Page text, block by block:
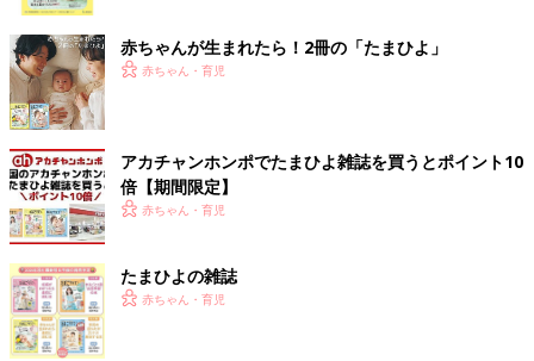
コホーム」の商品として販売されていました。
どんな背景で商品化されたのか、商品の反響は実のところ、どう
なのか。「デコホーム」の担当者に直撃してみました。
商品担当は子育て中のママ！
鍋と丼が一体となったこの黒いシンプルな丼。耐熱で直火対応だ
から、ラーメンを作ってそのまま、食べることが可能。「鍋から
直接食べるなんて…」と考える人もこの丼なら、納得できるので
はないでしょうか。
その名も「耐熱直火対応ラーメン丼（イシメ）」（税込999円）
です。
（ニトリ店舗での取扱いはなく、ニトリネットおよびデコホーム
赤ちゃんが生まれたら！2冊の「たまひよ」
赤ちゃん・育児
アカチャンホンポでたまひよ雑誌を買うとポイント10
倍【期間限定】
赤ちゃん・育児
たまひよの雑誌
赤ちゃん・育児